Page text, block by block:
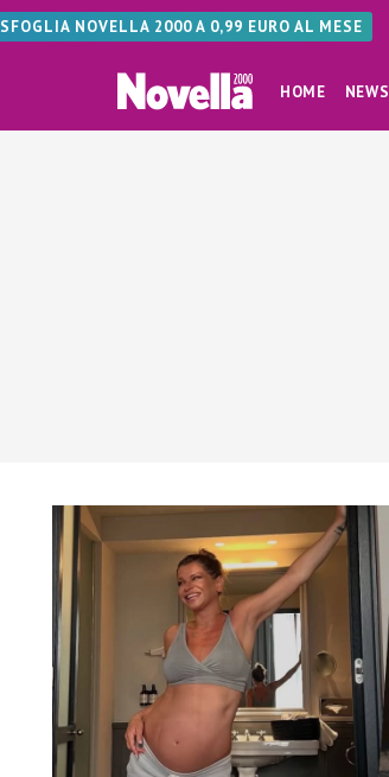
SFOGLIA NOVELLA 2000 A 0,99 EURO AL MESE
HOME NEWS